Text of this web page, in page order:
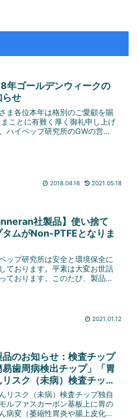
年ゴールデンウィークの
らせ
ま各位本年は格別のご愛顧を賜
まことに有難く厚く御礼申し上げ
ハイペップ研究所のGWの営業
2018.04.16 2021.05.18
社製品】使い捨て
タムがNon-PTFEとなりま
ップ研究所は安全と環境保全に
ております。平素は大変お世話
ております。このたび、製品の
2021.01.12
品のお知らせ：検査チップ
易歯周病検出チップ」「胃
リスク（未病）検査チッ
リスク（未病）検査チップ独自
ルファスカーボン基板上に胃の
病変（萎縮性胃炎や腸上皮化生